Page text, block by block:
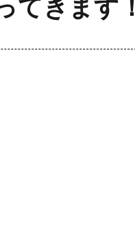
てきます！